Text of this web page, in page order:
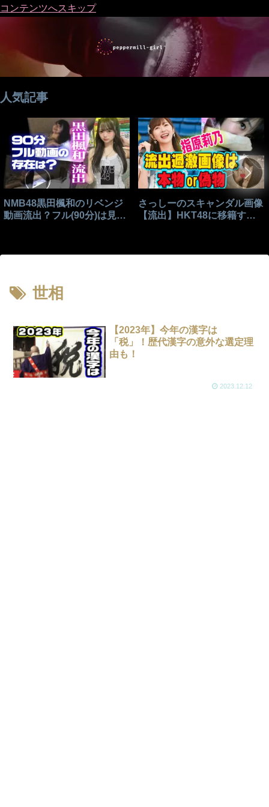
コンテンツへスキップ
人気記事
NMB48黒田楓和のリベンジ
動画流出？フル(90分)は見れ
さっしーのスキャンダル画像
【流出】HKT48に移籍する
世相
【2023年】今年の漢字は
「税」！歴代漢字の意外な選定理
由も！
2023.12.12